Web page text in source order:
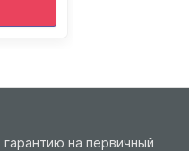
на первичный